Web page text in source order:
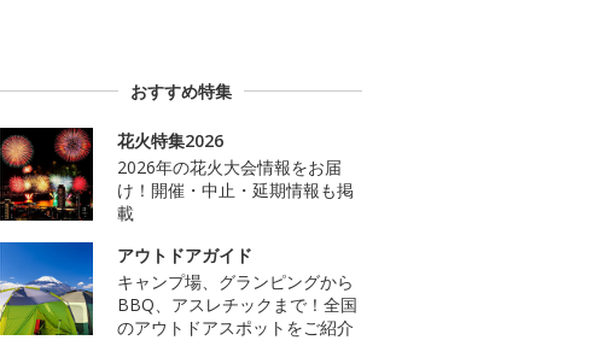
おすすめ特集
花火特集2026
2026年の花火大会情報をお届
け！開催・中止・延期情報も掲
載
アウトドアガイド
キャンプ場、グランピングから
BBQ、アスレチックまで！全国
のアウトドアスポットをご紹介